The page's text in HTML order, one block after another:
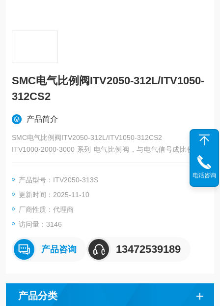
SMC电气比例阀ITV2050-312L/ITV1050-
312CS2
产品简介
SMC电气比例阀ITV2050-312L/ITV1050-312CS2
ITV1000·2000·3000 系列 电气比例阀，与电气信号成比例对空
气压力进行无级控制
产品型号：ITV2050-313S
更新时间：2025-11-10
厂商性质：代理商
访问量：3146
产品咨询 13472539189
产品分类
电话咨询